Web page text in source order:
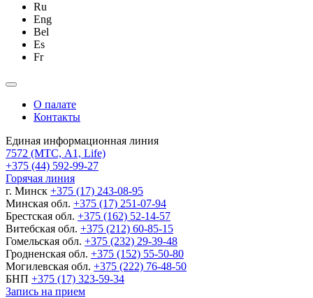
Ru
Eng
Bel
Es
Fr
О палате
Контакты
Единая информационная линия
7572 (МТС, A1, Life)
+375 (44) 592-99-27
Горячая линия
г. Минск +375 (17) 243-08-95
Минская обл. +375 (17) 251-07-94
Брестская обл. +375 (162) 52-14-57
Витебская обл. +375 (212) 60-85-15
Гомельская обл. +375 (232) 29-39-48
Гродненская обл. +375 (152) 55-50-80
Могилевская обл. +375 (222) 76-48-50
БНП +375 (17) 323-59-34
Запись на прием